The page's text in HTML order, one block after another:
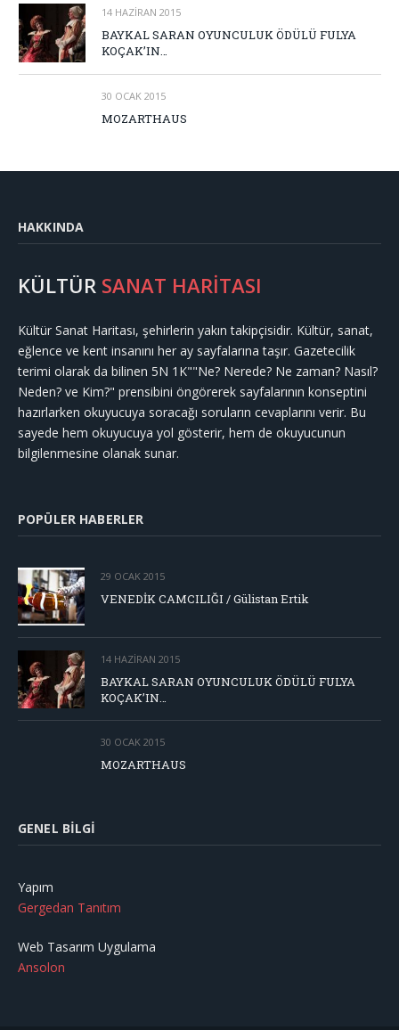
14 HAZIRAN 2015
BAYKAL SARAN OYUNCULUK ÖDÜLÜ FULYA
KOÇAK’IN…
30 OCAK 2015
MOZARTHAUS
HAKKINDA
KÜLTÜR SANAT HARİTASI
Kültür Sanat Haritası, şehirlerin yakın takipçisidir. Kültür, sanat,
eğlence ve kent insanını her ay sayfalarına taşır. Gazetecilik
terimi olarak da bilinen 5N 1K""Ne? Nerede? Ne zaman? Nasıl?
Neden? ve Kim?" prensibini öngörerek sayfalarının konseptini
hazırlarken okuyucuya soracağı soruların cevaplarını verir. Bu
sayede hem okuyucuya yol gösterir, hem de okuyucunun
bilgilenmesine olanak sunar.
POPÜLER HABERLER
29 OCAK 2015
VENEDİK CAMCILIĞI / Gülistan Ertik
14 HAZIRAN 2015
BAYKAL SARAN OYUNCULUK ÖDÜLÜ FULYA
KOÇAK’IN…
30 OCAK 2015
MOZARTHAUS
GENEL BILGI
Yapım
Gergedan Tanıtım
Web Tasarım Uygulama
Ansolon